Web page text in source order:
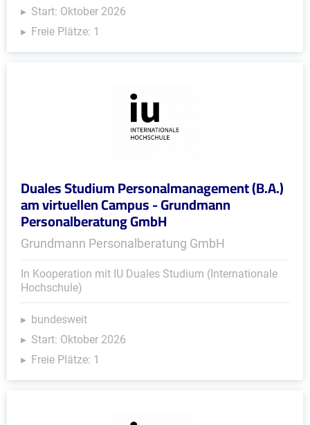
Start: Oktober 2026
Freie Plätze: 1
Duales Studium Personalmanagement (B.A.)
am virtuellen Campus - Grundmann
Personalberatung GmbH
Grundmann Personalberatung GmbH
In Kooperation mit IU Duales Studium (Internationale
Hochschule)
bundesweit
Start: Oktober 2026
Freie Plätze: 1